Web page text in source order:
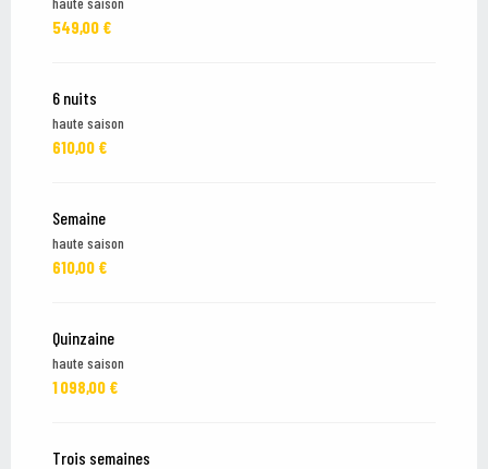
549,00 €
6 nuits
haute saison
610,00 €
Semaine
haute saison
610,00 €
Quinzaine
haute saison
1 098,00 €
Trois semaines